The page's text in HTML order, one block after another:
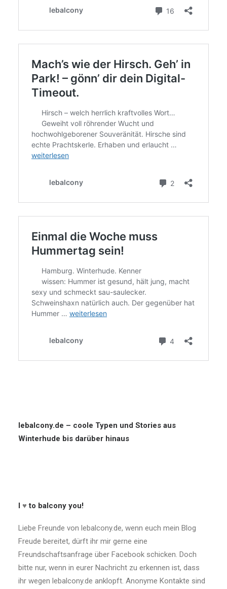
lebalcony.de – coole Typen und Stories aus
Winterhude bis darüber hinaus
♥ to balcony you!
Liebe Freunde von lebalcony.de, wenn euch mein Blog
Freude bereitet, dürft ihr mir gerne eine
Freundschaftsanfrage über Facebook schicken. Doch
bitte nur, wenn in eurer Nachricht zu erkennen ist, dass
ihr wegen lebalcony.de anklopft. Anonyme Kontakte sind